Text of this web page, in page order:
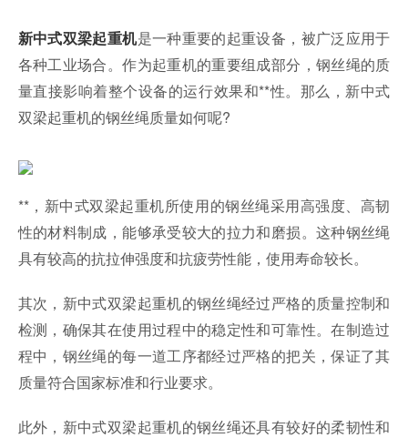
新中式双梁起重机是一种重要的起重设备，被广泛应用于
各种工业场合。作为起重机的重要组成部分，钢丝绳的质
量直接影响着整个设备的运行效果和**性。那么，新中式
双梁起重机的钢丝绳质量如何呢?
**，新中式双梁起重机所使用的钢丝绳采用高强度、高韧
性的材料制成，能够承受较大的拉力和磨损。这种钢丝绳
具有较高的抗拉伸强度和抗疲劳性能，使用寿命较长。
其次，新中式双梁起重机的钢丝绳经过严格的质量控制和
检测，确保其在使用过程中的稳定性和可靠性。在制造过
程中，钢丝绳的每一道工序都经过严格的把关，保证了其
质量符合国家标准和行业要求。
此外，新中式双梁起重机的钢丝绳还具有较好的柔韧性和